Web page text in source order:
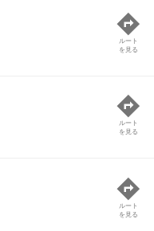
ルート
を見る
ルート
を見る
ルート
を見る